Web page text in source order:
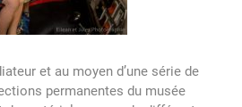
et au moyen d’une série de
permanentes du musée